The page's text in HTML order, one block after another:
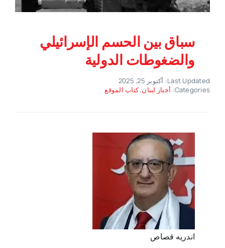
سباق بين الحسم الإسرائيلي
والضغوطات الدولية
Last Updated: أكتوبر 25, 2025
Categories: أخبار لبنان,كتاب الموقع
اندريه قصاص